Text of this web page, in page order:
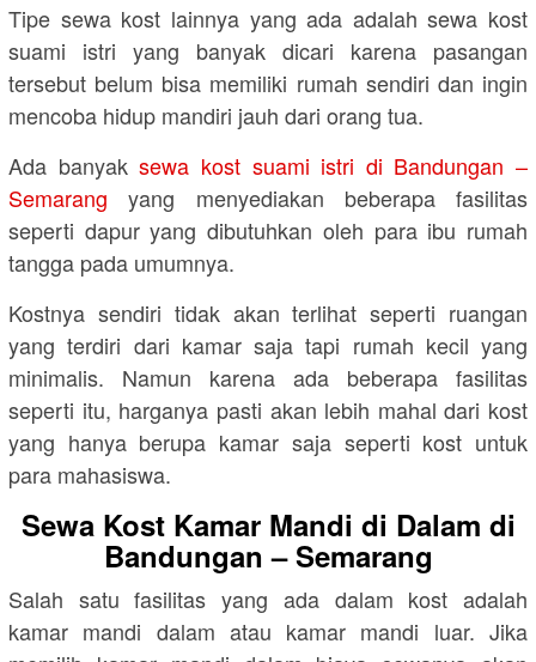
Tipe sewa kost lainnya yang ada adalah sewa kost
suami istri yang banyak dicari karena pasangan
tersebut belum bisa memiliki rumah sendiri dan ingin
mencoba hidup mandiri jauh dari orang tua.
Ada banyaksewa kost suami istri di Bandungan –
Semarang yang menyediakan beberapa fasilitas
seperti dapur yang dibutuhkan oleh para ibu rumah
tangga pada umumnya.
Kostnya sendiri tidak akan terlihat seperti ruangan
yang terdiri dari kamar saja tapi rumah kecil yang
minimalis. Namun karena ada beberapa fasilitas
seperti itu, harganya pasti akan lebih mahal dari kost
yang hanya berupa kamar saja seperti kost untuk
para mahasiswa.
Sewa Kost Kamar Mandi di Dalam di
Bandungan – Semarang
Salah satu fasilitas yang ada dalam kost adalah
kamar mandi dalam atau kamar mandi luar. Jika